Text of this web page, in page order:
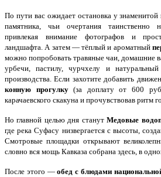
По пути вас ожидает остановка у знаменитой
памятника, чьи очертания таинственно
привлекая внимание фотографов и
ландшафта. А затем — тёплый и ароматный
можно попробовать травяные чаи, домашние
урбечи, пастилу, чурчхелу и
производства. Если захотите добавить
конную прогулку(за доплату от 600
карачаевского скакуна и прочувствовав ритм
Но главной целью дня станутМедовые
где река Суфасу низвергается с высоты,
Смотровые площадки открывают
словно вся мощь Кавказа собрана здесь, в
После этого —обед с блюдами